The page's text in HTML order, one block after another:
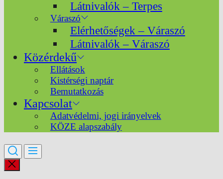
Látnivalók – Terpes
Váraszó
Elérhetőségek – Váraszó
Látnivalók – Váraszó
Közérdekű
Ellátások
Kistérségi naptár
Bemutatkozás
Kapcsolat
Adatvédelmi, jogi irányelvek
KÖZE alapszabály